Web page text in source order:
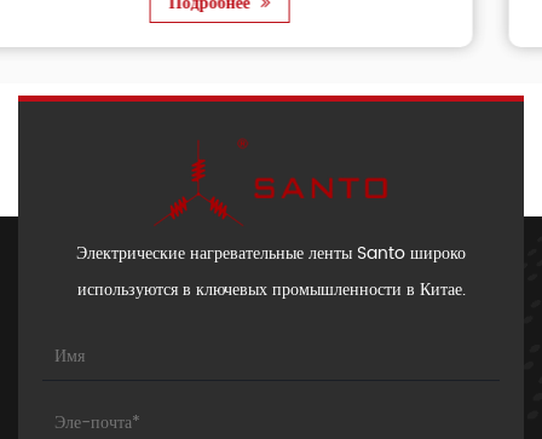
Электрические нагревательные ленты Santo широко
используются в ключевых промышленности в Китае.